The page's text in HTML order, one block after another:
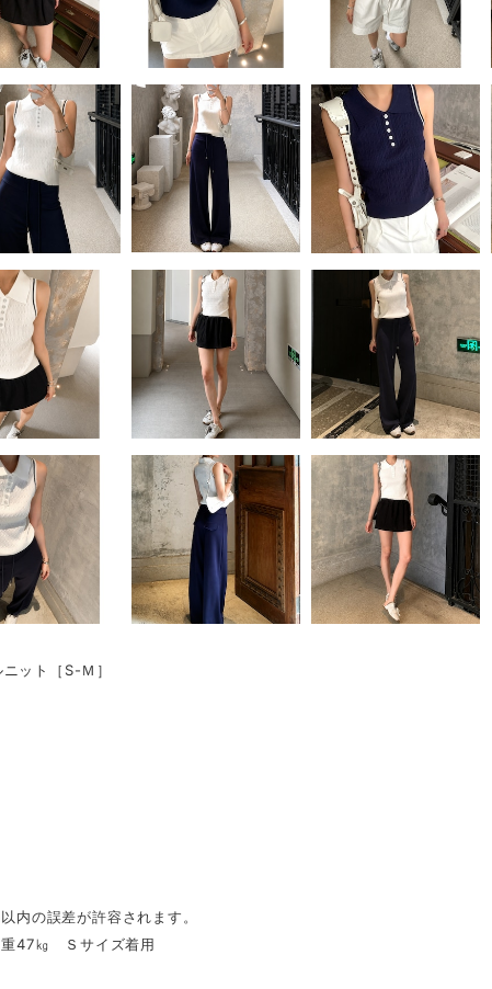
ット［S-Ｍ］
内の誤差が許容されます。
47㎏ Ｓサイズ着用